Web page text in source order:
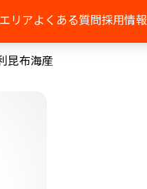
リアよくある質問採用情報
昆布海産